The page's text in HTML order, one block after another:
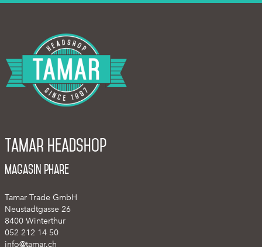
Tamar Headshop
Magasin phare
Tamar Trade GmbH
Neustadtgasse 26
8400 Winterthur
052 212 14 50
info@tamar.ch